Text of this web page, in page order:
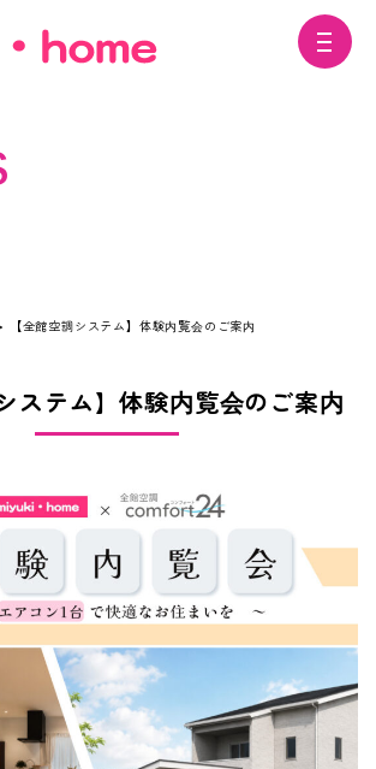
【全館空調システム】体験内覧会のご案内
ステム】体験内覧会のご案内